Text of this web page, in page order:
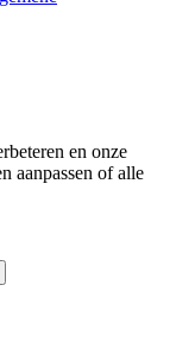
en onze
aanpassen of alle